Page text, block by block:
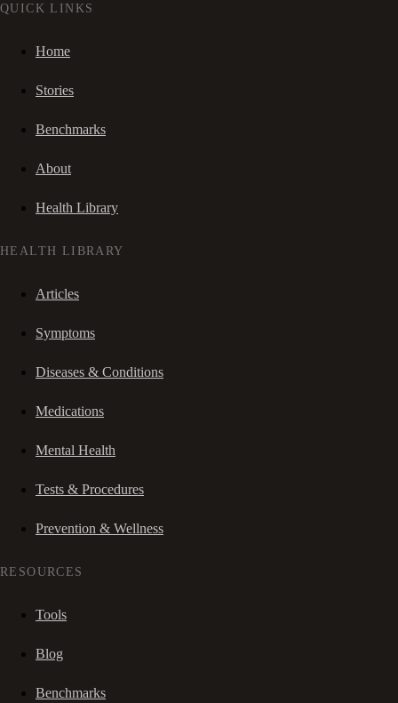
QUICK LINKS
Home
Stories
Benchmarks
About
Health Library
HEALTH LIBRARY
Articles
Symptoms
Diseases & Conditions
Medications
Mental Health
Tests & Procedures
Prevention & Wellness
RESOURCES
Tools
Blog
Benchmarks